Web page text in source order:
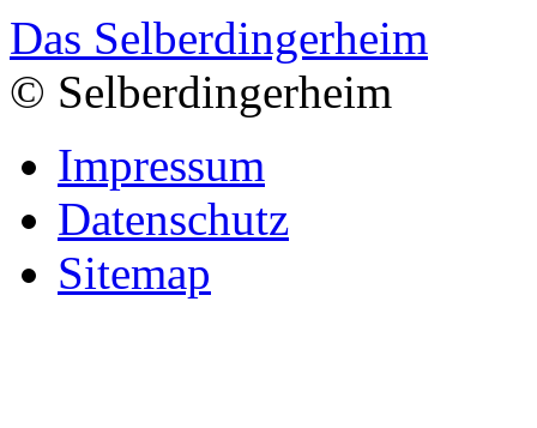
Das Selberdingerheim
© Selberdingerheim
Impressum
Datenschutz
Sitemap